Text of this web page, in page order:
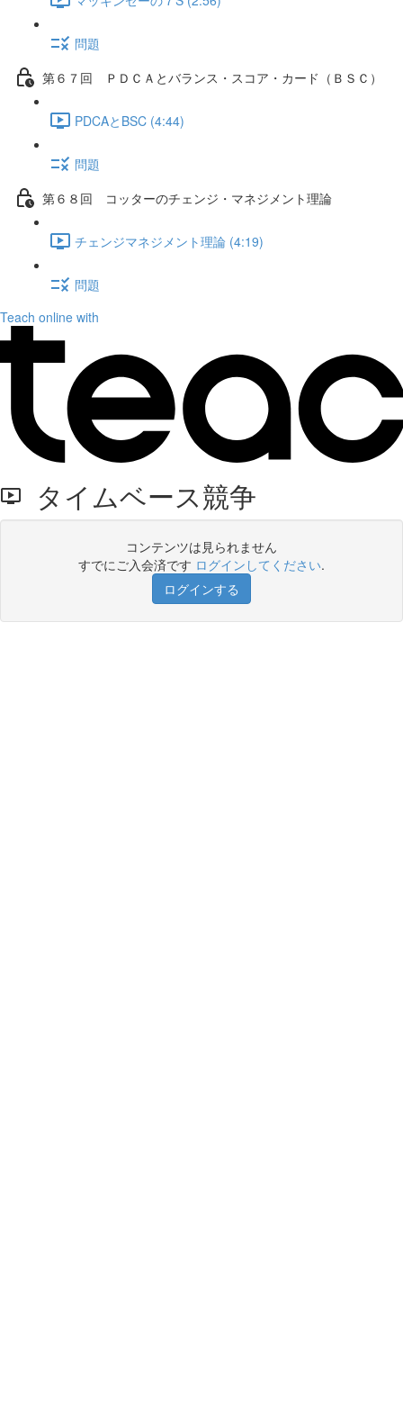
問題
第６７回 ＰＤＣＡとバランス・スコア・カード（ＢＳＣ）
PDCAとBSC (4:44)
問題
第６８回 コッターのチェンジ・マネジメント理論
チェンジマネジメント理論 (4:19)
問題
Teach online with
タイムベース競争
コンテンツは見られません
すでにご入会済です ログインしてください.
ログインする